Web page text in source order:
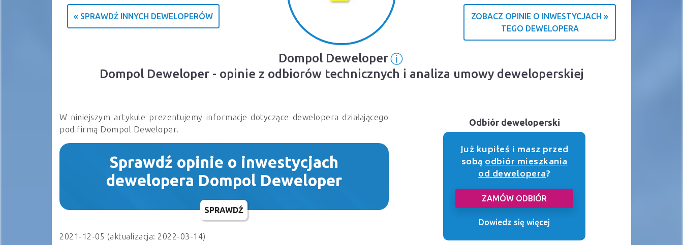
« SPRAWDŹ INNYCH DEWELOPERÓW
ZOBACZ OPINIE O INWESTYCJACH »
TEGO DEWELOPERA
Dompol DeweloperⓘInformacja o źródle ocen
Dompol Deweloper - opinie z odbiorów technicznych i analiza umowy deweloperskiej
W niniejszym artykule prezentujemy informacje dotyczące dewelopera działającego
pod firmą Dompol Deweloper.
Sprawdź opinie o inwestycjach
dewelopera Dompol Deweloper
SPRAWDŹ
2021-12-05 (aktualizacja: 2022-03-14)
Odbiór deweloperski
Już kupiłeś i masz przed
sobąodbiór mieszkania
od dewelopera?
ZAMÓW ODBIÓR
Dowiedz się więcej